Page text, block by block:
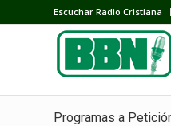
Escuchar Radio Cristiana
Programas a